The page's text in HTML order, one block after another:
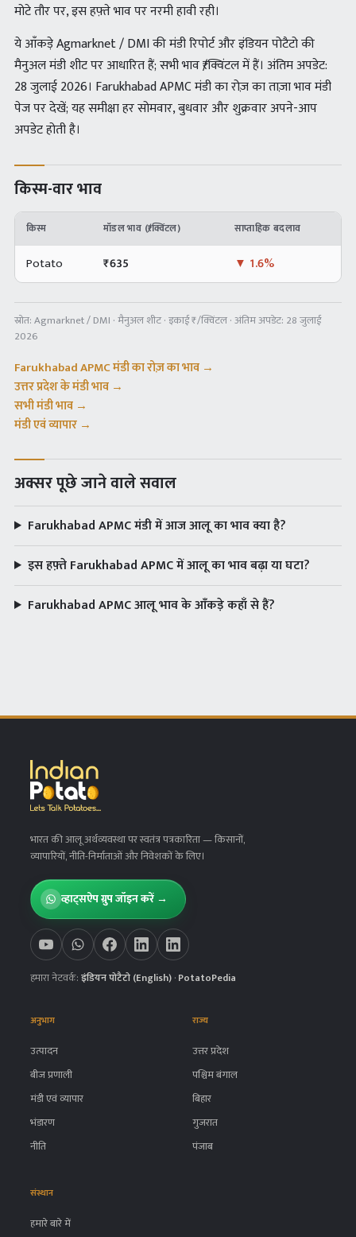
मोटे तौर पर, इस हफ़्ते भाव पर नरमी हावी रही।
ये आँकड़े Agmarknet / DMI की मंडी रिपोर्ट और इंडियन पोटैटो की
मैनुअल मंडी शीट पर आधारित हैं; सभी भाव ₹/क्विंटल में हैं। अंतिम अपडेट:
28 जुलाई 2026। Farukhabad APMC मंडी का रोज़ का ताज़ा भाव मंडी
पेज पर देखें; यह समीक्षा हर सोमवार, बुधवार और शुक्रवार अपने-आप
अपडेट होती है।
किस्म-वार भाव
किस्म मॉडल भाव (₹/क्विंटल) साप्ताहिक बदलाव
Potato ₹635 ▼ 1.6%
स्रोत:Agmarknet / DMI · मैनुअल शीट· इकाई ₹/क्विंटल · अंतिम अपडेट: 28 जुलाई
2026
Farukhabad APMCमंडी का रोज़ का भाव →
उत्तर प्रदेशके मंडी भाव →
सभी मंडी भाव →
मंडी एवं व्यापार →
अक्सर पूछे जाने वाले सवाल
Farukhabad APMC मंडी में आज आलू का भाव क्या है?
इस हफ़्ते Farukhabad APMC में आलू का भाव बढ़ा या घटा?
Farukhabad APMC आलू भाव के आँकड़े कहाँ से हैं?
भारत की आलू अर्थव्यवस्था पर स्वतंत्र पत्रकारिता— किसानों,
व्यापारियों, नीति-निर्माताओं और निवेशकों के लिए।
व्हाट्सऐप ग्रुप जॉइन करें →
हमारा नेटवर्क:इंडियन पोटैटो (English)·PotatoPedia
अनुभाग
उत्पादन
बीज प्रणाली
मंडी एवं व्यापार
भंडारण
नीति
राज्य
उत्तर प्रदेश
पश्चिम बंगाल
बिहार
गुजरात
पंजाब
संस्थान
हमारे बारे में